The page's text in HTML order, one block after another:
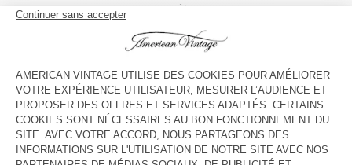
août
AJOUTER AU PANIER
VOIR LA DISPONIBILITE EN MAGASIN
VOIR LE LOOK